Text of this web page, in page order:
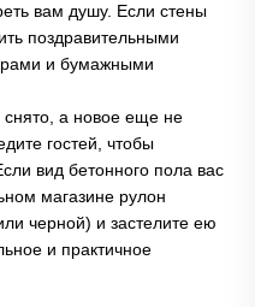
вам душу. Если стены
поздравительными
и бумажными
снято, а новое еще не
гостей, чтобы
вид бетонного пола вас
магазине рулон
черной) и застелите ею
и практичное